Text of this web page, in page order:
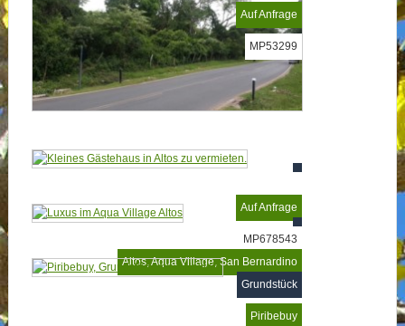
Auf Anfrage
MP53299
Auf Anfrage
MP678543
Altos, Aqua Village, San Bernardino
Grundstück
Piribebuy